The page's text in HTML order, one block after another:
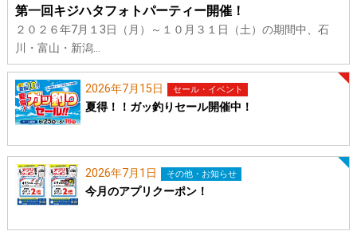
第一回キジハタフォトパーティー開催！
２０２６年7月１3日（月）～１０月３１日（土）の期間中、石
川・富山・新潟…
2026年7月15日 セール・イベント
夏得！！ガッ釣りセール開催中！
2026年7月1日 その他・お知らせ
今月のアプリクーポン！